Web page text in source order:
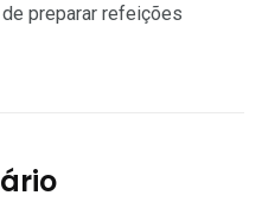
preparar refeições